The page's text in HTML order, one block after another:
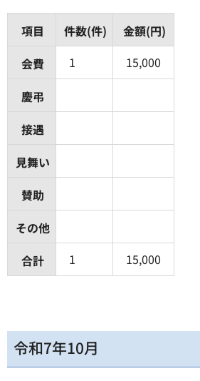
項目 件数(件)
金額(円)
会費
1
15,000
慶弔
接遇
見舞い
賛助
その他
合計
1 15,000
令和7年10月